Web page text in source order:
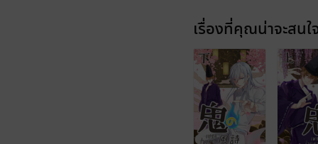
เรื่องที่คุณน่าจะสนใ